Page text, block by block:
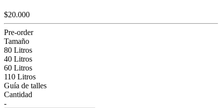
$20.000
Pre-order
Tamaño
80 Litros
40 Litros
60 Litros
110 Litros
Guía de talles
Cantidad
-